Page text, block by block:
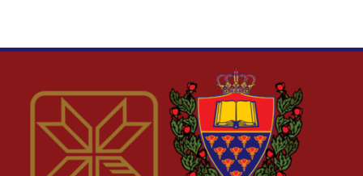
Међународна сарадња
Алумни